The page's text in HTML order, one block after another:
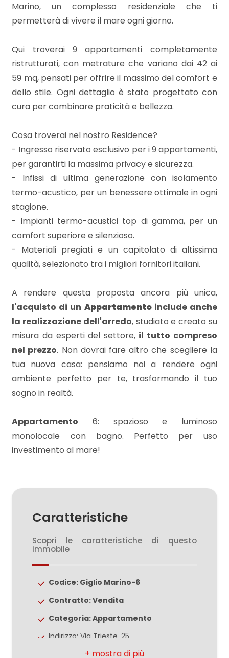
Marino, un complesso residenziale che ti
permetterà di vivere il mare ogni giorno.
Qui troverai 9 appartamenti completamente
ristrutturati, con metrature che variano dai 42 ai
59 mq, pensati per offrire il massimo del comfort e
dello stile. Ogni dettaglio è stato progettato con
cura per combinare praticità e bellezza.
Cosa troverai nel nostro Residence?
- Ingresso riservato esclusivo per i 9 appartamenti,
per garantirti la massima privacy e sicurezza.
- Infissi di ultima generazione con isolamento
termo-acustico, per un benessere ottimale in ogni
stagione.
- Impianti termo-acustici top di gamma, per un
comfort superiore e silenzioso.
- Materiali pregiati e un capitolato di altissima
qualità, selezionato tra i migliori fornitori italiani.
A rendere questa proposta ancora più unica,
l'acquisto di un Appartamentoinclude anche
la realizzazione dell'arredo, studiato e creato su
misura da esperti del settore, il tutto compreso
nel prezzo. Non dovrai fare altro che scegliere la
tua nuova casa: pensiamo noi a rendere ogni
ambiente perfetto per te, trasformando il tuo
sogno in realtà.
Appartamento 6: spazioso e luminoso
monolocale con bagno. Perfetto per uso
investimento al mare!
Caratteristiche
Scopri le caratteristiche di questo
immobile
Codice: Giglio Marino-6
Contratto: Vendita
Categoria: Appartamento
Indirizzo: Via Trieste, 25
Comune: Porto Sant'Elpidio
Locali
minimi
Qualsiasi
4
5
5+
Bagni
minimi
Qualsiasi
1
2
4
5+
Camere
minime
Qualsiasi